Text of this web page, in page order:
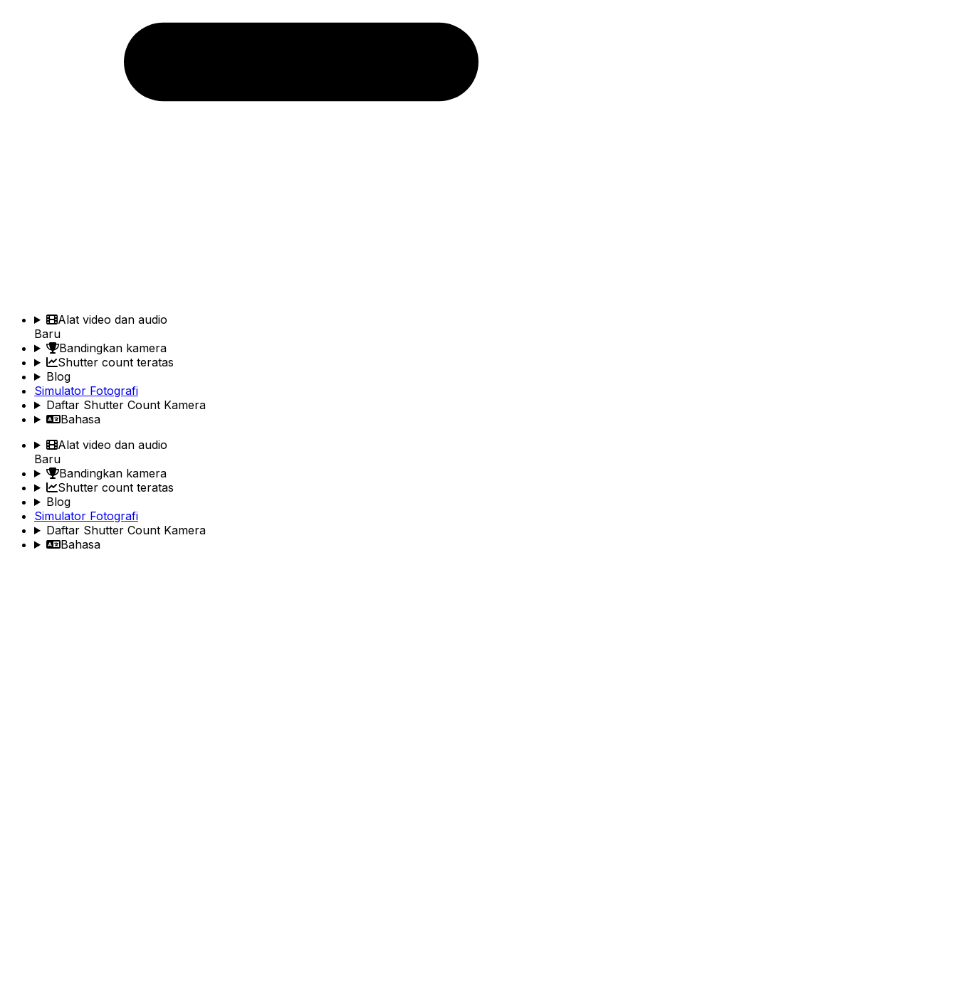
Alat video dan audio
Baru
Bandingkan kamera
Shutter count teratas
Blog
Simulator Fotografi
Daftar Shutter Count Kamera
Bahasa
Alat video dan audio
Baru
Bandingkan kamera
Shutter count teratas
Blog
Simulator Fotografi
Daftar Shutter Count Kamera
Bahasa